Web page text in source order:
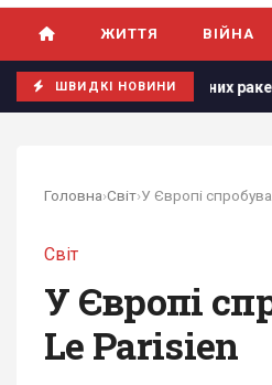
ЖИТТЯ ВІЙНА
ШВИДКІ НОВИНИ
ракет, - звіт
Головна›Світ›
Світ
У Європі
Le Parisien